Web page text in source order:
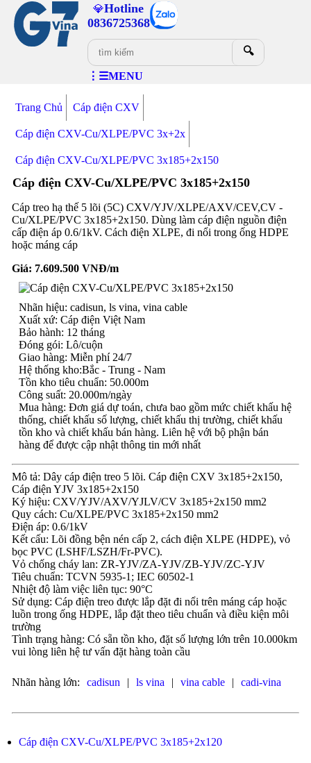
💎Hotline
0836725368
🔍
⋮☰MENU
Trang Chủ Cáp điện CXV
Cáp điện CXV-Cu/XLPE/PVC 3x+2x
Cáp điện CXV-Cu/XLPE/PVC 3x185+2x150
Cáp điện CXV-Cu/XLPE/PVC 3x185+2x150
Cáp treo hạ thế 5 lõi (5C) CXV/YJV/XLPE/AXV/CEV,CV -
Cu/XLPE/PVC 3x185+2x150. Dùng làm cáp điện nguồn điện
cấp điện áp 0.6/1kV. Cách điện XLPE, đi nổi trong ống HDPE
hoặc máng cáp
Giá: 7.609.500VNĐ/m
Nhãn hiệu: cadisun, ls vina, vina cable
Xuất xứ: Cáp điện Việt Nam
Bảo hành: 12 tháng
Đóng gói: Lô/cuộn
Giao hàng: Miễn phí 24/7
Hệ thống kho:Bắc - Trung - Nam
Tồn kho tiêu chuẩn: 50.000m
Công suất: 20.000m/ngày
Mua hàng: Đơn giá dự toán, chưa bao gồm mức chiết khấu hệ
thống, chiết khấu số lượng, chiết khấu thị trường, chiết khấu
tồn kho và chiết khấu bán hàng. Liên hệ với bộ phận bán
hàng để được cập nhật thông tin mới nhất
Mô tả: Dây cáp điện treo 5 lõi. Cáp điện CXV 3x185+2x150,
Cáp điện YJV 3x185+2x150
Ký hiệu: CXV/YJV/AXV/YJLV/CV 3x185+2x150 mm2
Quy cách: Cu/XLPE/PVC 3x185+2x150 mm2
Điện áp: 0.6/1kV
Kết cấu: Lõi đồng bện nén cấp 2, cách điện XLPE (HDPE), vỏ
bọc PVC (LSHF/LSZH/Fr-PVC).
Vỏ chống cháy lan: ZR-YJV/ZA-YJV/ZB-YJV/ZC-YJV
Tiêu chuẩn: TCVN 5935-1; IEC 60502-1
Nhiệt độ làm việc liên tục: 90°C
Sử dụng: Cáp điện treo được lắp đặt đi nổi trên máng cáp hoặc
luồn trong ống HDPE, lắp đặt theo tiêu chuẩn và điều kiện môi
trường
Tình trạng hàng: Có sẵn tồn kho, đặt số lượng lớn trên 10.000km
vui lòng liên hệ tư vấn đặt hàng toàn cầu
Nhãn hàng lớn: cadisun | ls vina | vina cable | cadi-vina
Cáp điện CXV-Cu/XLPE/PVC 3x185+2x120